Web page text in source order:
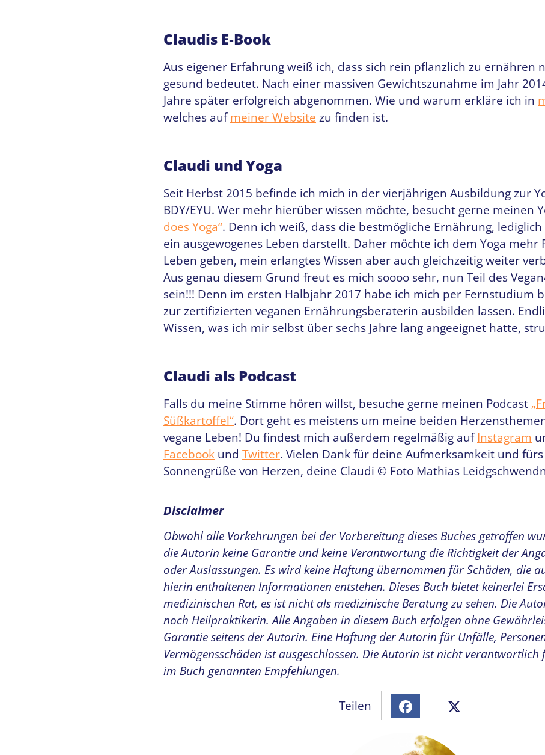
Claudis E‑Book
Aus eigener Erfahrung weiß ich, dass sich rein pflanzlich zu ernähren
gesund bedeutet. Nach einer massiven Gewichtszunahme im Jahr
Jahre später erfolgreich abgenommen. Wie und warum erkläre ich in
welches aufmeiner Website zu finden ist.
Claudi und Yoga
Seit Herbst 2015 befinde ich mich in der vierjährigen Ausbildung zur
BDY/EYU. Wer mehr hierüber wissen möchte, besucht gerne meinen
does Yoga“. Denn ich weiß, dass die bestmögliche Ernährung,
ein ausgewogenes Leben darstellt. Daher möchte ich dem Yoga mehr
Leben geben, mein erlangtes Wissen aber auch gleichzeitig weiter
Aus genau diesem Grund freut es mich soooo sehr, nun Teil des
sein!!! Denn im ersten Halbjahr 2017 habe ich mich per Fernstudium
zur zertifizierten veganen Ernährungsberaterin ausbilden lassen.
Wissen, was ich mir selbst über sechs Jahre lang angeeignet hatte,
Claudi als Podcast
Falls du meine Stimme hören willst, besuche gerne meinen Podcast
Süßkartoffel“. Dort geht es meistens um meine beiden
vegane Leben! Du findest mich außerdem regelmäßig aufInstagram
Facebook und Twitter. Vielen Dank für deine Aufmerksamkeit und
Sonnengrüße von Herzen, deine Claudi © Foto Mathias
Disclaimer
Obwohl alle Vorkehrungen bei der Vorbereitung dieses Buches getroffen
die Autorin keine Garantie und keine Verantwortung die Richtigkeit der
oder Auslassungen. Es wird keine Haftung übernommen für Schäden, die
hierin enthaltenen Informationen entstehen. Dieses Buch bietet keinerlei
medizinischen Rat, es ist nicht als medizinische Beratung zu sehen. Die
noch Heilpraktikerin. Alle Angaben in diesem Buch erfolgen ohne
Garantie seitens der Autorin. Eine Haftung der Autorin für Unfälle,
Vermögensschäden ist ausgeschlossen. Die Autorin ist nicht verantwortlich
im Buch genannten Empfehlungen.
Teilen